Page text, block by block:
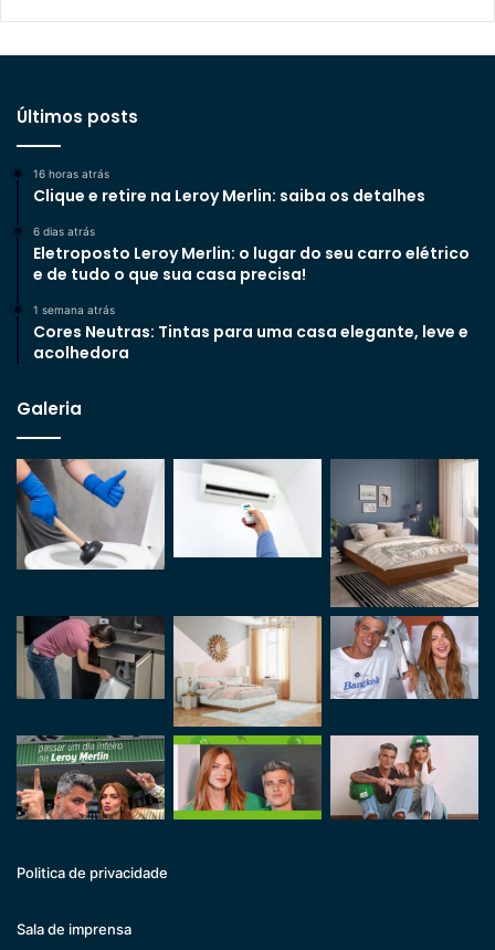
Últimos posts
16 horas atrás
Clique e retire na Leroy Merlin: saiba os detalhes
6 dias atrás
Eletroposto Leroy Merlin: o lugar do seu carro elétrico
e de tudo o que sua casa precisa!
1 semana atrás
Cores Neutras: Tintas para uma casa elegante, leve e
acolhedora
Galeria
Politica de privacidade
Sala de imprensa